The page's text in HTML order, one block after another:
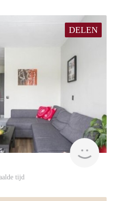
DELEN
rent
tijd